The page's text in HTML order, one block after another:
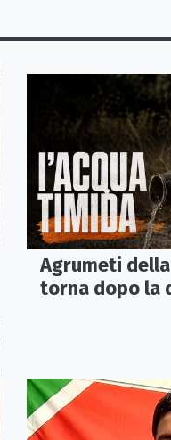
Agrumeti
torna dopo la
con un terzo